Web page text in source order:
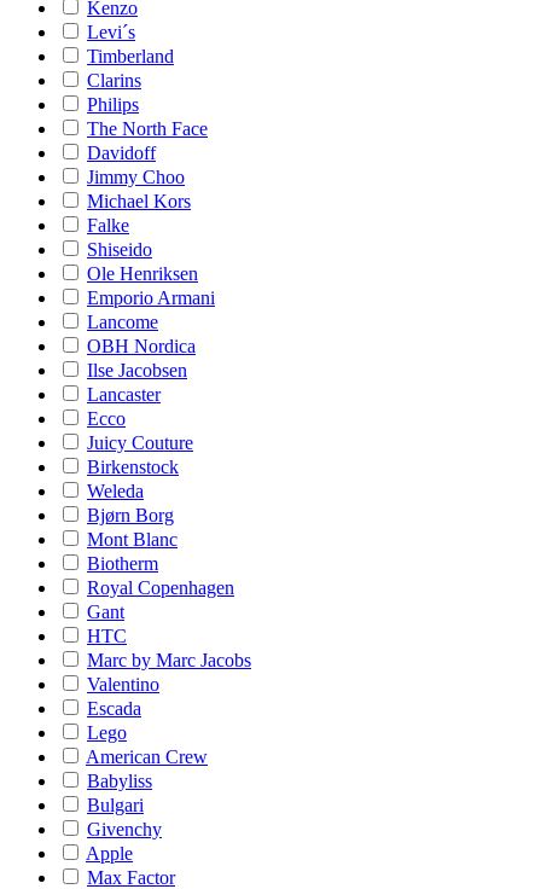
Kenzo
Levi´s
Timberland
Clarins
Philips
The North Face
Davidoff
Jimmy Choo
Michael Kors
Falke
Shiseido
Ole Henriksen
Emporio Armani
Lancome
OBH Nordica
Ilse Jacobsen
Lancaster
Ecco
Juicy Couture
Birkenstock
Weleda
Bjørn Borg
Mont Blanc
Biotherm
Royal Copenhagen
Gant
HTC
Marc by Marc Jacobs
Valentino
Escada
Lego
American Crew
Babyliss
Bulgari
Givenchy
Apple
Max Factor